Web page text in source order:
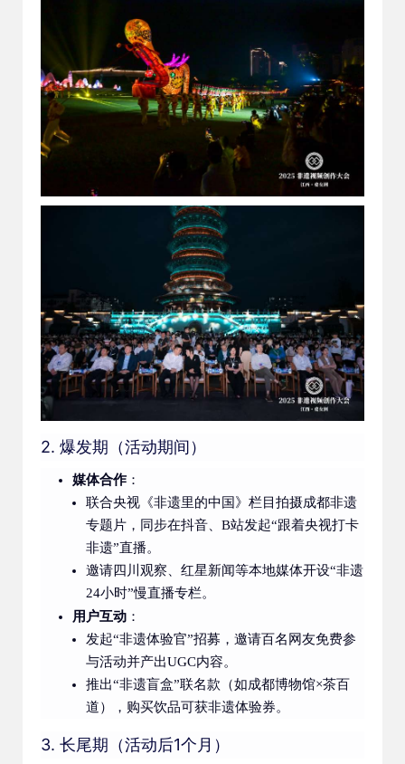
2. 爆发期（活动期间）
媒体合作 ：
联合央视《非遗里的中国》栏目拍摄成都非遗
专题片，同步在抖音、B站发起“跟着央视打卡
非遗”直播。
邀请四川观察、红星新闻等本地媒体开设“非遗
24小时”慢直播专栏。
用户互动 ：
发起“非遗体验官”招募，邀请百名网友免费参
与活动并产出UGC内容。
推出“非遗盲盒”联名款（如成都博物馆×茶百
道），购买饮品可获非遗体验券。
3. 长尾期（活动后1个月）